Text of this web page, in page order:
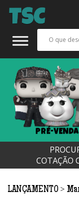
PRÉ-VENDA
COTAÇÃO
LANÇAMENTO >